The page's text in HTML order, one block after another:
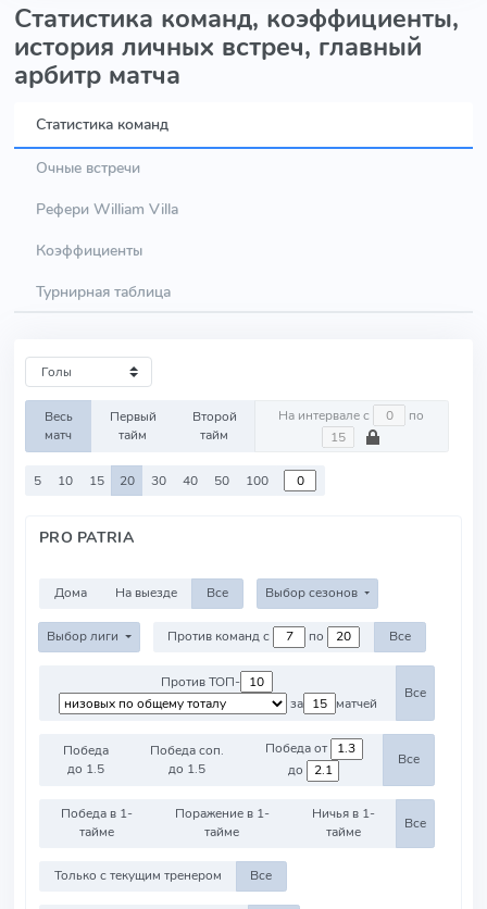
Статистика команд, коэффициенты,
история личных встреч, главный
арбитр матча
Статистика команд
Очные встречи
Рефери William Villa
Коэффициенты
Турнирная таблица
Весь
матч
Первый
тайм
Второй
тайм
На интервале с по
5 10 15 20 30 40 50 100
PRO PATRIA
Дома На выезде Все Выбор сезонов
Выбор лиги Против команд с по Все
Против ТОП-
за
матчей
Все
Победа
до 1.5
Победа соп.
до 1.5
Победа от
до
Все
Победа в 1-
тайме
Поражение в 1-
тайме
Ничья в 1-
тайме
Все
Только с текущим тренером Все